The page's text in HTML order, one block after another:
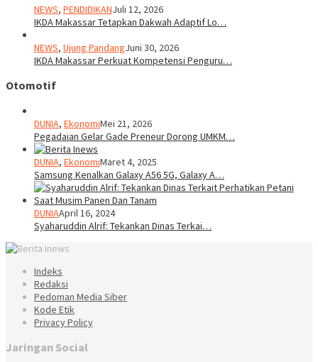
NEWS, PENDIDIKANJuli 12, 2026
IKDA Makassar Tetapkan Dakwah Adaptif Lo…
NEWS, Ujung PandangJuni 30, 2026
IKDA Makassar Perkuat Kompetensi Penguru…
Otomotif
DUNIA, EkonomiMei 21, 2026
Pegadaian Gelar Gade Preneur Dorong UMKM…
DUNIA, EkonomiMaret 4, 2025
Samsung Kenalkan Galaxy A56 5G, Galaxy A…
DUNIAApril 16, 2024
Syaharuddin Alrif: Tekankan Dinas Terkai…
Indeks
Redaksi
Pedoman Media Siber
Kode Etik
Privacy Policy
Jaringan Social